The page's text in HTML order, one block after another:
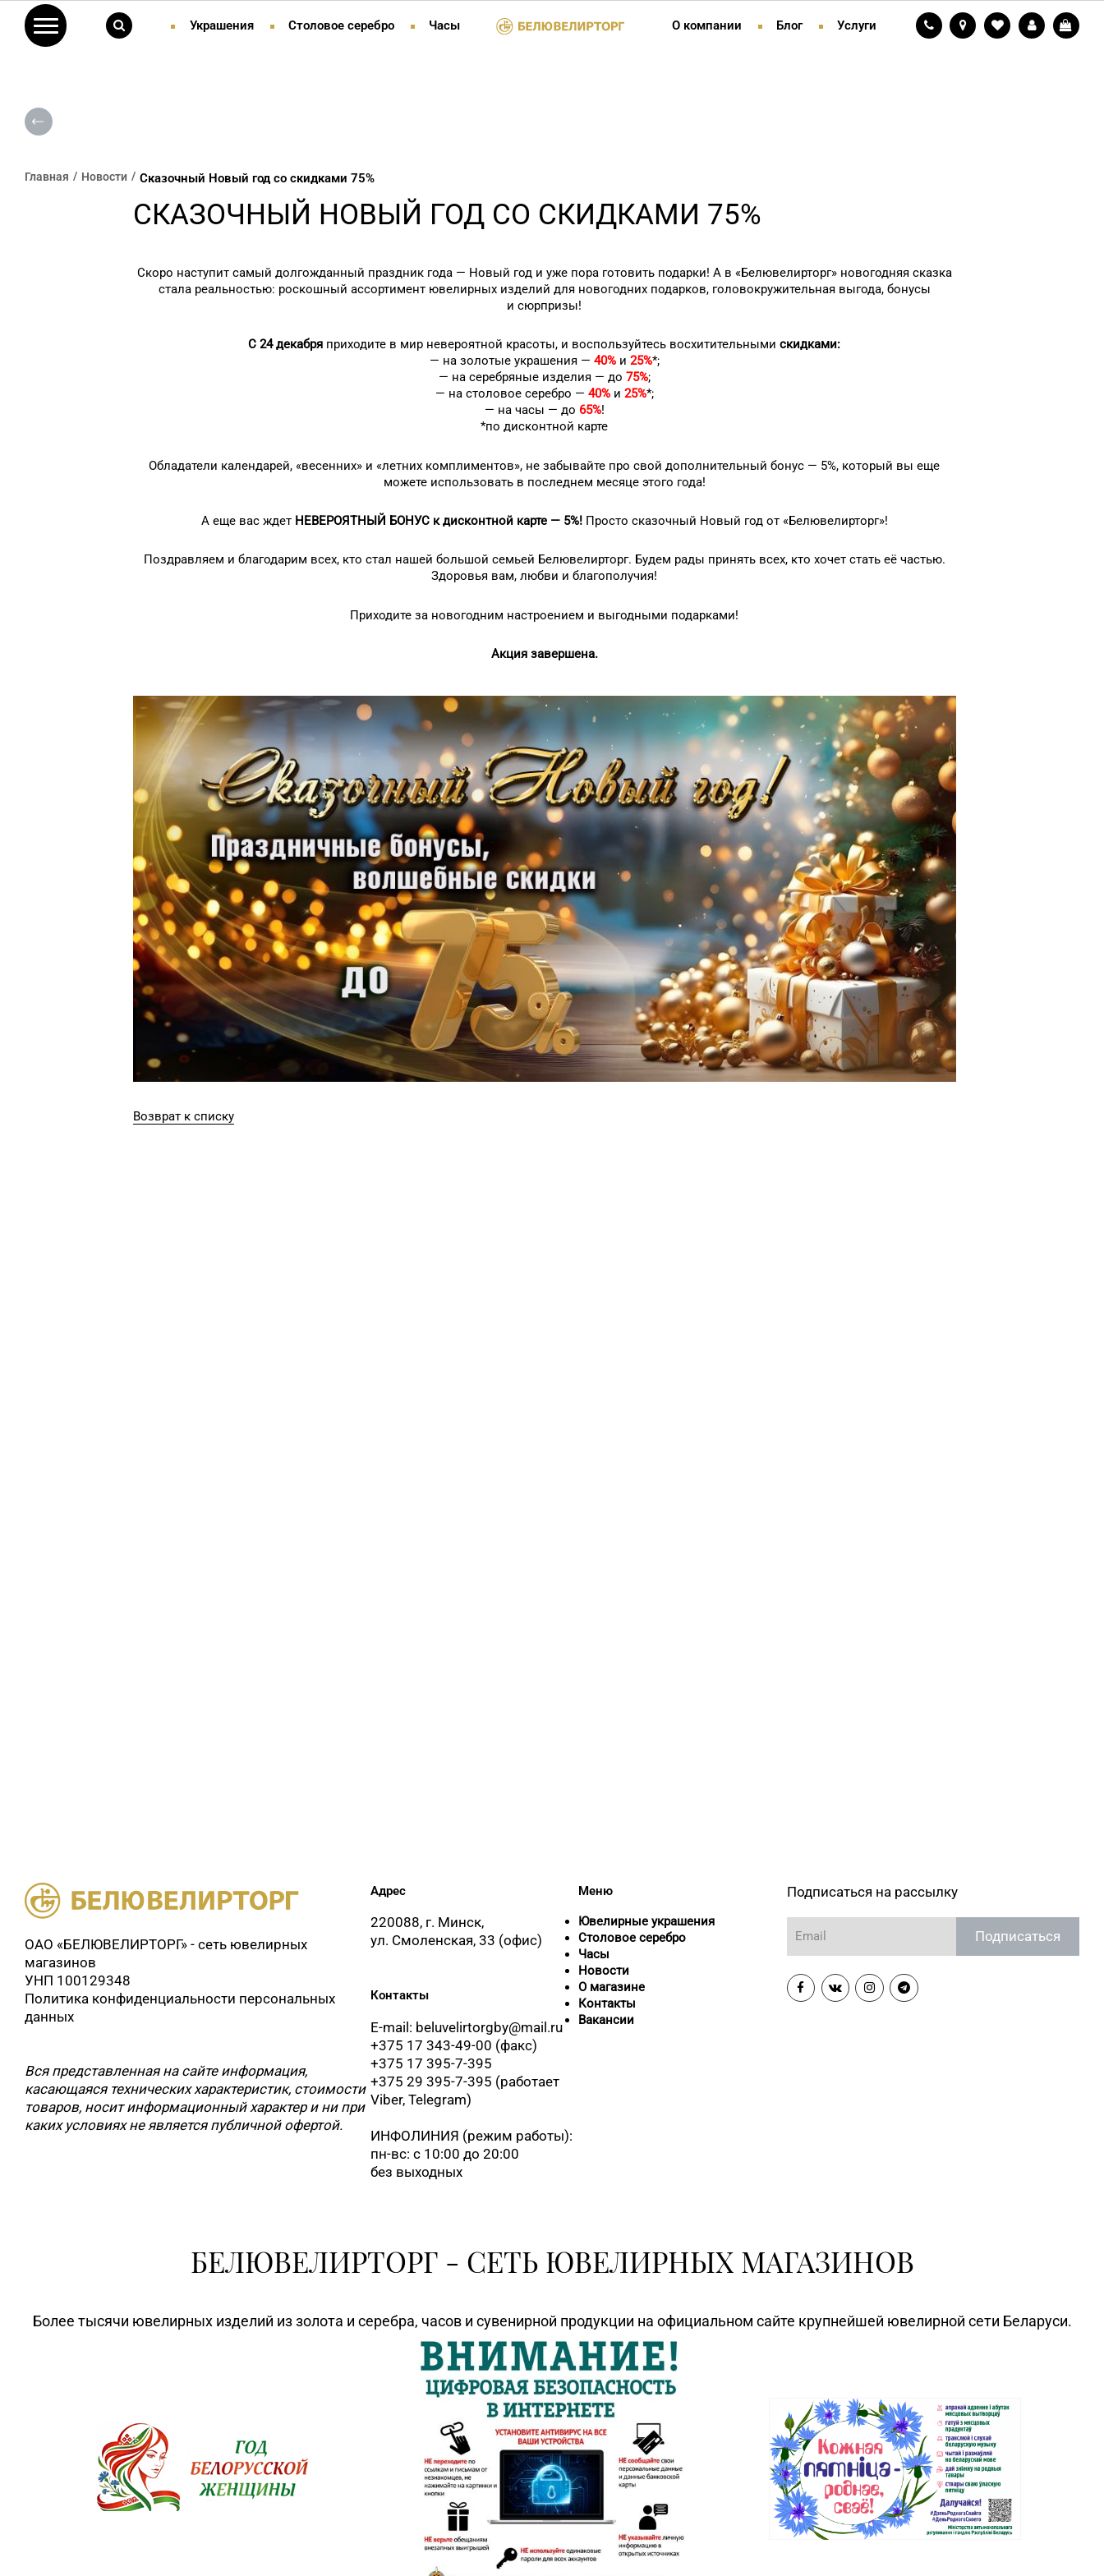
Украшения Столовое серебро Часы О компании Блог Услуги
Главная Новости Сказочный Новый год со скидками 75%
СКАЗОЧНЫЙ НОВЫЙ ГОД СО СКИДКАМИ 75%
Скоро наступит самый долгожданный праздник года — Новый год и уже пора готовить подарки! А в «Белювелирторг» новогодняя сказка
стала реальностью: роскошный ассортимент ювелирных изделий для новогодних подарков, головокружительная выгода, бонусы
и сюрпризы!
С 24 декабря приходите в мир невероятной красоты, и воспользуйтесь восхитительнымискидками:
— на золотые украшения — 40%и 25%*;
— на серебряные изделия — до 75%;
— на столовое серебро — 40%и 25%*;
— на часы — до 65%!
*по дисконтной карте
Обладатели календарей, «весенних» и «летних комплиментов», не забывайте про свой дополнительный бонус — 5%, который вы еще
можете использовать в последнем месяце этого года!
А еще вас ждет НЕВЕРОЯТНЫЙ БОНУС к дисконтной карте — 5%!Просто сказочный Новый год от «Белювелирторг»!
Поздравляем и благодарим всех, кто стал нашей большой семьей Белювелирторг. Будем рады принять всех, кто хочет стать её частью.
Здоровья вам, любви и благополучия!
Приходите за новогодним настроением и выгодными подарками!
Акция завершена.
Возврат к списку
ОАО «БЕЛЮВЕЛИРТОРГ» - сеть ювелирных
магазинов
УНП 100129348
Политика конфиденциальности персональных
данных
Вся представленная на сайте информация,
касающаяся технических характеристик, стоимости
товаров, носит информационный характер и ни при
каких условиях не является публичной офертой.
Адрес
220088, г. Минск,
ул. Смоленская, 33 (офис)
Контакты
E-mail: beluvelirtorgby@mail.ru
+375 17 343-49-00 (факс)
+375 17 395-7-395
+375 29 395-7-395 (работает
Viber, Telegram)
ИНФОЛИНИЯ (режим работы):
пн-вс: с 10:00 до 20:00
без выходных
Меню
Ювелирные украшения
Столовое серебро
Часы
Новости
О магазине
Контакты
Вакансии
Подписаться на рассылку
Подписаться
БЕЛЮВЕЛИРТОРГ - СЕТЬ ЮВЕЛИРНЫХ МАГАЗИНОВ
Более тысячи ювелирных изделий из золота и серебра, часов и сувенирной продукции на официальном сайте крупнейшей ювелирной сети Беларуси.